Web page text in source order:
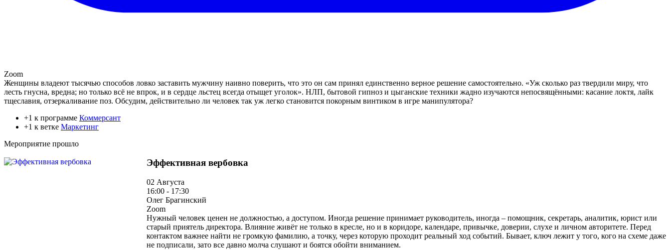
Zoom
Женщины владеют тысячью способов ловко заставить мужчину наивно поверить, что это он сам принял единственно верное решение самостоятельно. «Уж сколько раз твердили миру, что
лесть гнусна, вредна; но только всё не впрок, и в сердце льстец всегда отыщет уголок». НЛП, бытовой гипноз и цыганские техники жадно изучаются непосвящёнными: касание локтя, лайк
тщеславия, отзеркаливание поз. Обсудим, действительно ли человек так уж легко становится покорным винтиком в игре манипулятора?
+1 к программе Коммерсант
+1 к ветке Маркетинг
Мероприятие прошло
Эффективная вербовка
02 Августа
16:00 - 17:30
Олег Брагинский
Zoom
Нужный человек ценен не должностью, а доступом. Иногда решение принимает руководитель, иногда – помощник, секретарь, аналитик, юрист или
старый приятель директора. Влияние живёт не только в кресле, но и в коридоре, календаре, привычке, доверии, слухе и личном авторитете. Перед
контактом важнее найти не громкую фамилию, а точку, через которую проходит реальный ход событий. Бывает, ключ лежит у того, кого на схеме даже
не подписали, зато все давно молча слушают и боятся обойти вниманием.